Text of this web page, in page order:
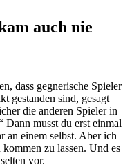
auch nie
dass gegnerische Spieler
gestanden sind, gesagt
die anderen Spieler in
Dann musst du erst einmal
an einem selbst. Aber ich
zu lassen. Und es
vor.